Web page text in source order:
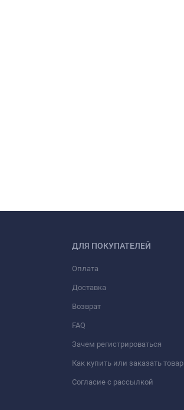
ДЛЯ ПОКУПАТЕЛЕЙ
Оплата
Доставка
Возврат
FAQ
Зачем регистрироваться
Как купить или заказать товар
Согласие с рассылкой